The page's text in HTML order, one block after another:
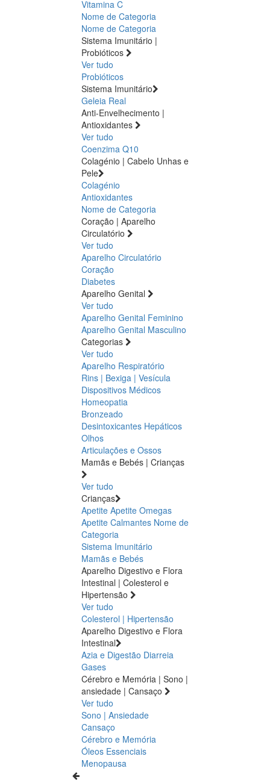
Vitamina C
Nome de Categoria
Nome de Categoria
Sistema Imunitário |
Probióticos
Ver tudo
Probióticos
Sistema Imunitário
Geleia Real
Anti-Envelhecimento |
Antioxidantes
Ver tudo
Coenzima Q10
Colagénio | Cabelo Unhas e
Pele
Colagénio
Antioxidantes
Nome de Categoria
Coração | Aparelho
Circulatório
Ver tudo
Aparelho Circulatório
Coração
Diabetes
Aparelho Genital
Ver tudo
Aparelho Genital Feminino
Aparelho Genital Masculino
Categorias
Ver tudo
Aparelho Respiratório
Rins | Bexiga | Vesícula
Dispositivos Médicos
Homeopatia
Bronzeado
Desintoxicantes Hepáticos
Olhos
Articulações e Ossos
Mamãs e Bebés | Crianças
Ver tudo
Crianças
Apetite Apetite Omegas
Apetite Calmantes Nome de
Categoria
Sistema Imunitário
Mamãs e Bebés
Aparelho Digestivo e Flora
Intestinal | Colesterol e
Hipertensão
Ver tudo
Colesterol | Hipertensão
Aparelho Digestivo e Flora
Intestinal
Azia e Digestão Diarreia
Gases
Cérebro e Memória | Sono |
ansiedade | Cansaço
Ver tudo
Sono | Ansiedade
Cansaço
Cérebro e Memória
Óleos Essenciais
Menopausa